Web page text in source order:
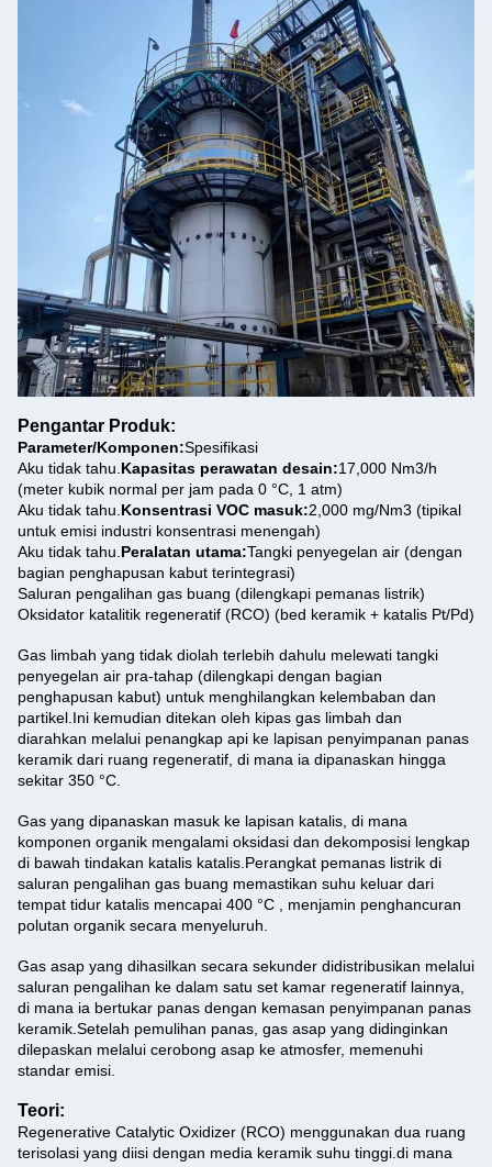
Pengantar Produk:
Parameter/Komponen:Spesifikasi
Aku tidak tahu. Kapasitas perawatan desain:17,000 Nm3/h
(meter kubik normal per jam pada 0 °C, 1 atm)
Aku tidak tahu. Konsentrasi VOC masuk:2,000 mg/Nm3 (tipikal
untuk emisi industri konsentrasi menengah)
Aku tidak tahu. Peralatan utama:Tangki penyegelan air (dengan
bagian penghapusan kabut terintegrasi)
Saluran pengalihan gas buang (dilengkapi pemanas listrik)
Oksidator katalitik regeneratif (RCO) (bed keramik + katalis Pt/Pd)
Gas limbah yang tidak diolah terlebih dahulu melewati tangki
penyegelan air pra-tahap (dilengkapi dengan bagian
penghapusan kabut) untuk menghilangkan kelembaban dan
partikel.Ini kemudian ditekan oleh kipas gas limbah dan
diarahkan melalui penangkap api ke lapisan penyimpanan panas
keramik dari ruang regeneratif, di mana ia dipanaskan hingga
sekitar 350 °C.
Gas yang dipanaskan masuk ke lapisan katalis, di mana
komponen organik mengalami oksidasi dan dekomposisi lengkap
di bawah tindakan katalis katalis.Perangkat pemanas listrik di
saluran pengalihan gas buang memastikan suhu keluar dari
tempat tidur katalis mencapai 400 °C , menjamin penghancuran
polutan organik secara menyeluruh.
Gas asap yang dihasilkan secara sekunder didistribusikan melalui
saluran pengalihan ke dalam satu set kamar regeneratif lainnya,
di mana ia bertukar panas dengan kemasan penyimpanan panas
keramik.Setelah pemulihan panas, gas asap yang didinginkan
dilepaskan melalui cerobong asap ke atmosfer, memenuhi
standar emisi.
Teori:
Regenerative Catalytic Oxidizer (RCO) menggunakan dua ruang
terisolasi yang diisi dengan media keramik suhu tinggi.di mana